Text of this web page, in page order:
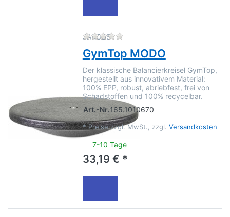
JAKOBS Zu diesem Produkt liegen
GymTop MODO
Der klassische Balancierkreisel GymTop,
hergestellt aus innovativem Material:
100% EPP, robust, abriebfest, frei von
Schadstoffen und 100% recycelbar.
Art.-Nr.165.1010670
* Preise zzgl. MwSt., zzgl. Versandkosten
7-10 Tage
33,19 € *